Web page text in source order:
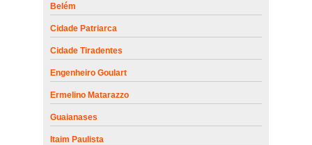
Belém
Cidade Patriarca
Cidade Tiradentes
Engenheiro Goulart
Ermelino Matarazzo
Guaianases
Itaim Paulista